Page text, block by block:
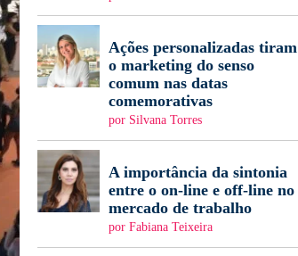
Ações personalizadas tiram
o marketing do senso
comum nas datas
comemorativas
por Silvana Torres
A importância da sintonia
entre o on-line e off-line no
mercado de trabalho
por Fabiana Teixeira